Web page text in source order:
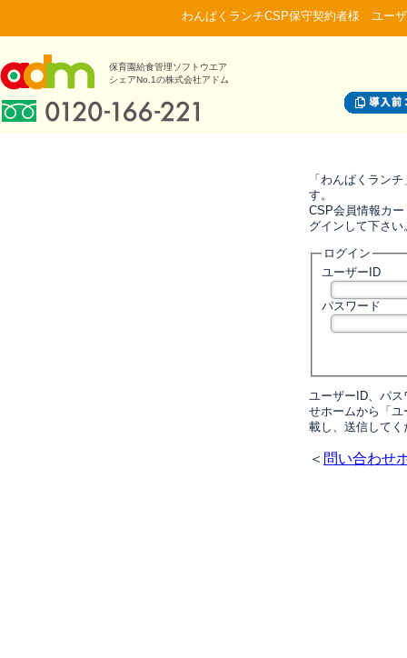
わんぱくランチCSP保守契約者様 ユー
保育園給食管理ソフトウエア
シェアNo.1の株式会社アドム
「わんぱくラン
す。
CSP会員情報カ
グインして下さい
ログイン
ユーザーID
パスワード
ユーザーID、パ
せホームから「
載し、送信してく
＜ 問い合わせ